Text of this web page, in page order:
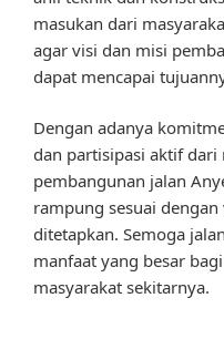
masukan dari
agar visi dan misi
dapat mencapai
Dengan adanya
dan partisipasi aktif dari
pembangunan jalan
rampung sesuai
ditetapkan. Semoga
manfaat yang besar
masyarakat sekitarnya.